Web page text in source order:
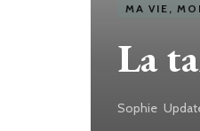
MA VIE,
La
Sophie